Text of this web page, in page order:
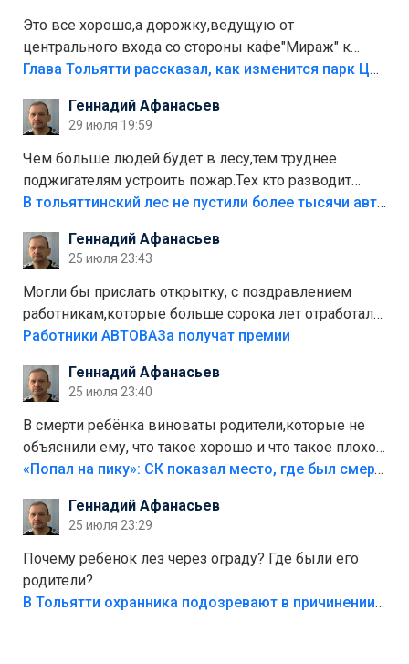
Это все хорошо,а дорожку,ведущую от
центрального входа со стороны кафе"Мираж" к
аттракционам слабо доделать?А то бордюры
лежала в парке и испортилась.Да еще,видимо,часть
украли.
Глава Тольятти рассказал, как изменится парк Центрального района
Геннадий Афанасьев
29 июля 19:59
Чем больше людей будет в лесу,тем труднее
поджигателям устроить пожар.Тех кто разводит
костры,тех надо безбожно штрафовать.Камер полно
Штрафы мизерные.
В тольяттинский лес не пустили более тысячи автомобилей
Геннадий Афанасьев
25 июля 23:43
Могли бы прислать открытку, с поздравлением
работникам,которые больше сорока лет отработали
на предприятии.
Работники АВТОВАЗа получат премии
Геннадий Афанасьев
25 июля 23:40
В смерти ребёнка виноваты родители,которые не
объяснили ему, что такое хорошо и что такое плохо!
Лезть через такой забор,верх безумия,есть же
свою судьбу.
«Попал на пику»: СК показал место, где был смертельно травмирован ребенок в Тольятти
Геннадий Афанасьев
25 июля 23:29
Почему ребёнок лез через ограду? Где были его
родители?
В Тольятти охранника подозревают в причинении смерти ребенку